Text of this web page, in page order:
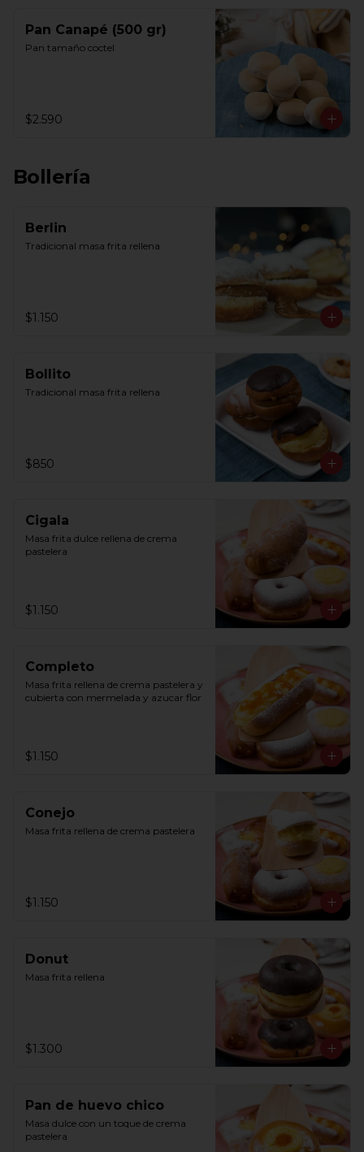
Pan Canapé (500 gr)
Pan tamaño coctel
$2.590
Bollería
Berlin
Tradicional masa frita rellena
$1.150
Bollito
Tradicional masa frita rellena
$850
Cigala
Masa frita dulce rellena de crema
pastelera
$1.150
Completo
Masa frita rellena de crema pastelera y
cubierta con mermelada y azucar flor
$1.150
Conejo
Masa frita rellena de crema pastelera
$1.150
Donut
Masa frita rellena
$1.300
Pan de huevo chico
Masa dulce con un toque de crema
pastelera